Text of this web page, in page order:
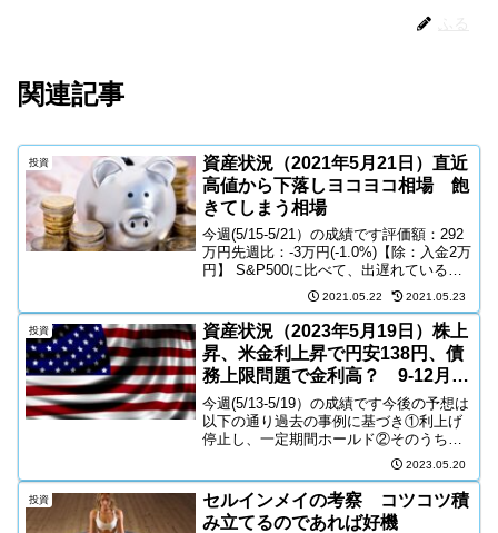
関連記事
投資
資産状況（2021年5月21日）直近
高値から下落しヨコヨコ相場 飽
きてしまう相場
今週(5/15-5/21）の成績です評価額：292
万円先週比：-3万円(-1.0%)【除：入金2万
円】 S&P500に比べて、出遅れている
NASDAQNASDAQが上昇するときのタイ
ミングを逃したくないので、ポートフォ
リオはすでにQQQ、T...
2021.05.22 2021.05.23
投資
資産状況（2023年5月19日）株上
昇、米金利上昇で円安138円、債
務上限問題で金利高？ 9-12月底
予想 資産+11万円
今週(5/13-5/19）の成績です今後の予想は
以下の通り過去の事例に基づき①利上げ
停止し、一定期間ホールド②そのうち、
失業率が徐々に悪化③失業率の悪化加速
（スパイラルアップ）④②③が観測後、
金利引き下げ開始⑤④とほぼ同時に株価
下落開始⑥金...
2023.05.20
投資
セルインメイの考察 コツコツ積
み立てるのであれば好機